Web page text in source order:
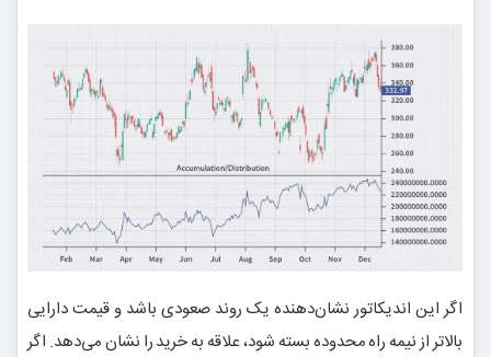
اگر این اندیکاتور نشان‌دهنده یک روند صعودی باشد و قیمت دارایی
بالاتر از نیمه راه محدوده بسته شود، علاقه به خرید را نشان می‌دهد. اگر